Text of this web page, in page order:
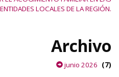
ENTIDADES LOCALES DE LA REGIÓN.
Archivo
junio 2026 (7)